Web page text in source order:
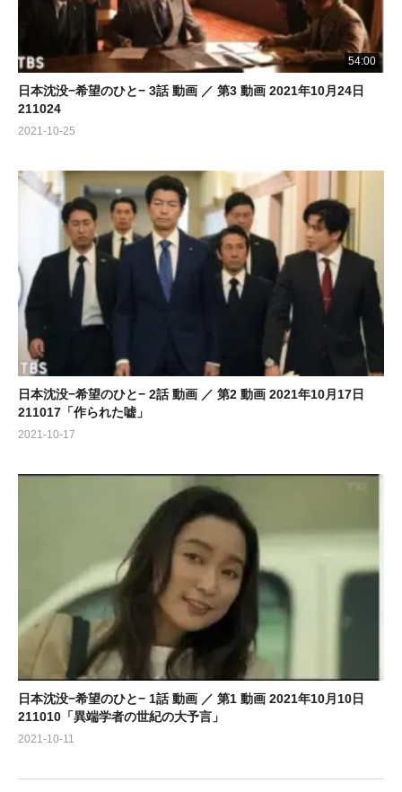
54:00
日本沈没−希望のひと− 3話 動画 ／ 第3 動画 2021年10月24日
211024
2021-10-25
日本沈没−希望のひと− 2話 動画 ／ 第2 動画 2021年10月17日
211017「作られた嘘」
2021-10-17
日本沈没−希望のひと− 1話 動画 ／ 第1 動画 2021年10月10日
211010「異端学者の世紀の大予言」
2021-10-11